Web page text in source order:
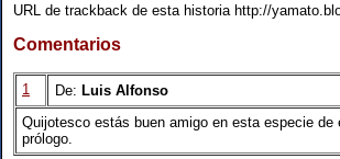
URL de trackback de esta historia http://
Comentarios
1 De: Luis Alfonso
Quijotesco estás buen amigo en esta especie
prólogo.